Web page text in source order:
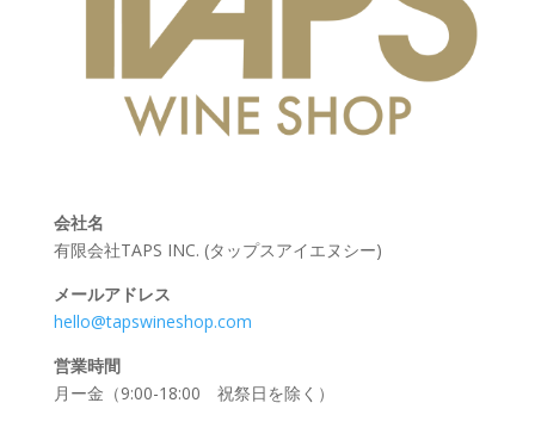
会社名
有限会社TAPS INC. (タップスアイエヌシー)
メールアドレス
hello@tapswineshop.com
営業時間
月ー金（9:00-18:00 祝祭日を除く）